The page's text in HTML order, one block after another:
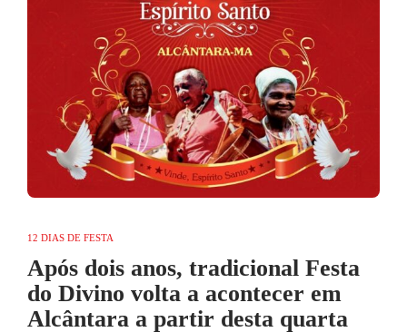
12 DIAS DE FESTA
Após dois anos, tradicional Festa
do Divino volta a acontecer em
Alcântara a partir desta quarta